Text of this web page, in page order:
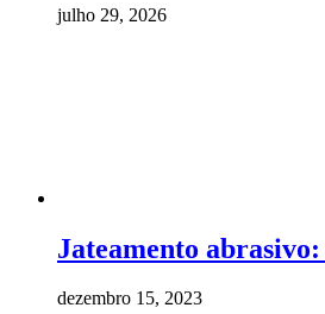
julho 29, 2026
Jateamento
dezembro 15, 2023